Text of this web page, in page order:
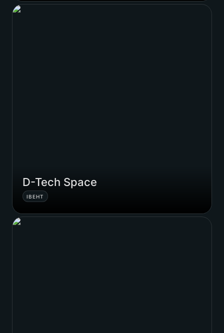
D-Tech Space
D-Tech Space
ІВЕНТ
Cell Implants